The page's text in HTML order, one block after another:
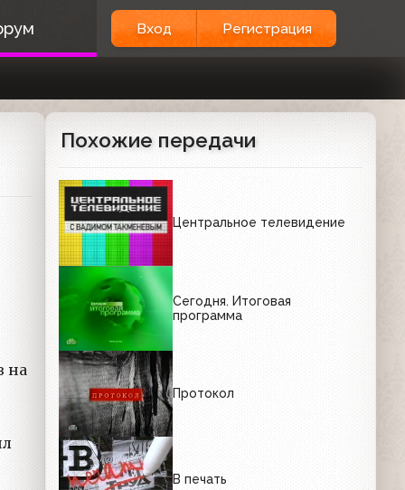
Вход Регистрация
на
Похожие передачи
Центральное телевидение
Сегодня. Итоговая
программа
Протокол
В печать